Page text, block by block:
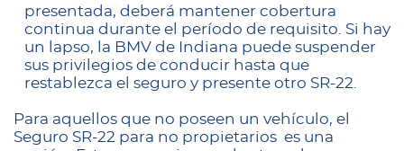
presentada, deberá mantener cobertura
continua durante el período de requisito. Si hay
un lapso, la BMV de Indiana puede suspender
sus privilegios de conducir hasta que
restablezca el seguro y presente otro SR-22.
Para aquellos que no poseen un vehículo, el
Seguro SR-22 para no propietarios es una